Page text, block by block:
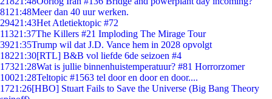
81 21:48Meer dan 40 uur werken.
29421:43Het Atletiektopic #72
11321:37The Killers #21 Imploding The Mirage Tour
3921:35Trump wil dat J.D. Vance hem in 2028 opvolgt
18221:30[RTL] B&B vol liefde 6de seizoen #4
17321:28Wat is jullie binnenhuistemperatuur? #81 Horrorzomer
10021:28Teltopic #1563 tel door en door en door....
1721:26[HBO] Stuart Fails to Save the Universe (Big Bang Theory